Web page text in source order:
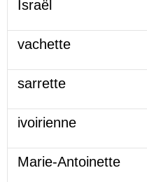
Israël
vachette
sarrette
ivoirienne
Marie-Antoinette